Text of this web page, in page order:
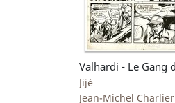
Jijé
Jean-Michel Charlier